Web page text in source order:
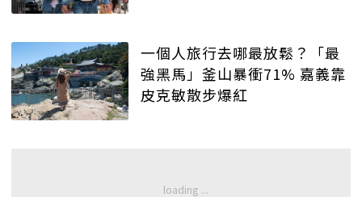
一個人旅行去哪最放鬆？「最
強黑馬」釜山暴衝71% 嘉義靠
皮克敏散步爆紅